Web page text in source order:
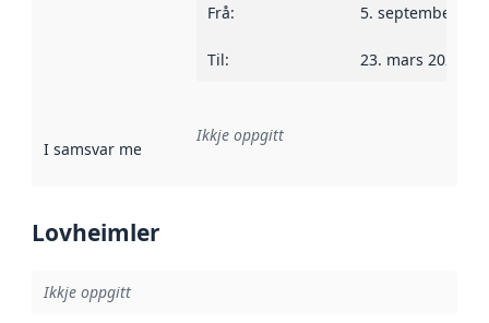
Frå: 5. september
Til: 23. mars 2023
I samsvar med Referanse til ei implementeringsregel eller
Ikkje oppgitt
Lovheimler
Ikkje oppgitt